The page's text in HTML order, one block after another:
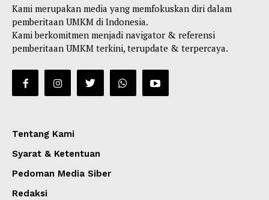
Kami merupakan media yang memfokuskan diri dalam
pemberitaan UMKM di Indonesia.
Kami berkomitmen menjadi navigator & referensi
pemberitaan UMKM terkini, terupdate & terpercaya.
Tentang Kami
Syarat & Ketentuan
Pedoman Media Siber
Redaksi